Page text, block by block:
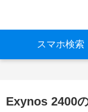
スマホ検索
Exynos 2400